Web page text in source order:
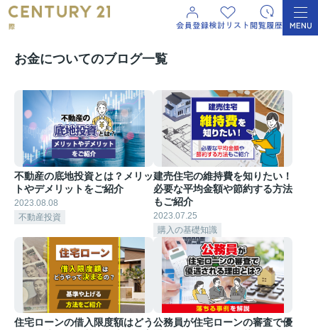
お金についてのブログ一覧
不動産の底地投資とは？メリッ
トやデメリットをご紹介
2023.08.08
不動産投資
建売住宅の維持費を知りたい！
必要な平均金額や節約する方法
もご紹介
2023.07.25
購入の基礎知識
住宅ローンの借入限度額はどう公務員が住宅ローンの審査で優